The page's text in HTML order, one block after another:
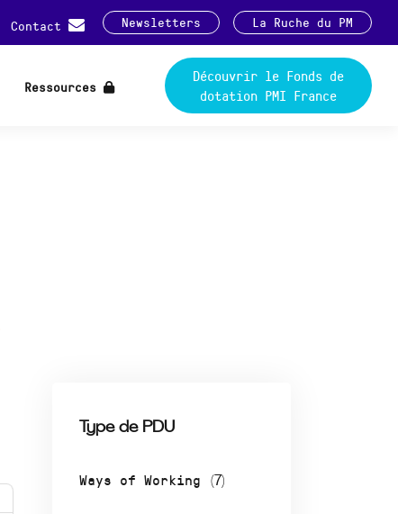
Contact Newsletters La Ruche du PM
Ressources
Découvrir le Fonds de
dotation PMI France
Type de PDU
Ways of Working (7)